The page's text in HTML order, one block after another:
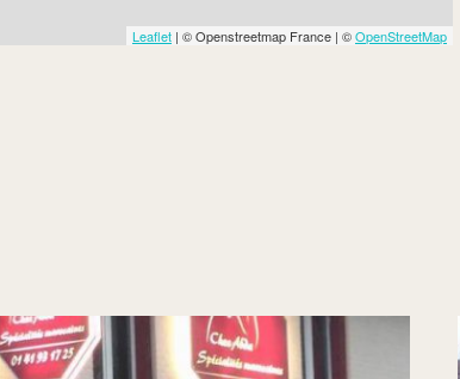
Leaflet | © Openstreetmap France | ©OpenStreetMap